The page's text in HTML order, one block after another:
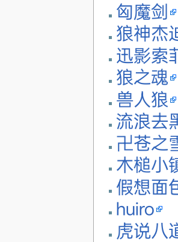
匈魔剑
狼神杰
迅影索
狼之魂
兽人狼
流浪去
卍苍之
木槌小
假想面
huiro
虎说八